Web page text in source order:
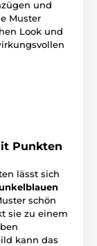
und
Muster
Look und
Punkten
lässt sich
schön
sie zu einem
kann das